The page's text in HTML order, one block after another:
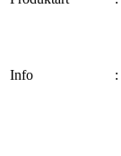
Info :